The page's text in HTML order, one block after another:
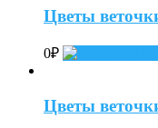
Цветы
0₽
Цветы